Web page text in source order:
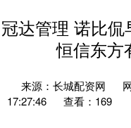
冠达管理 诺比
恒信东方
来源：长城配资网
17:27:46
查看：169